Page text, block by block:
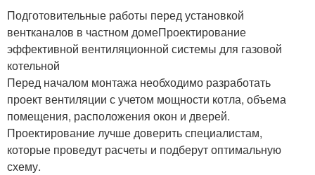
Подготовительные работы перед установкой
вентканалов в частном домеПроектирование
эффективной вентиляционной системы для газовой
котельной
Перед началом монтажа необходимо разработать
проект вентиляции с учетом мощности котла, объема
помещения, расположения окон и дверей.
Проектирование лучше доверить специалистам,
которые проведут расчеты и подберут оптимальную
схему.